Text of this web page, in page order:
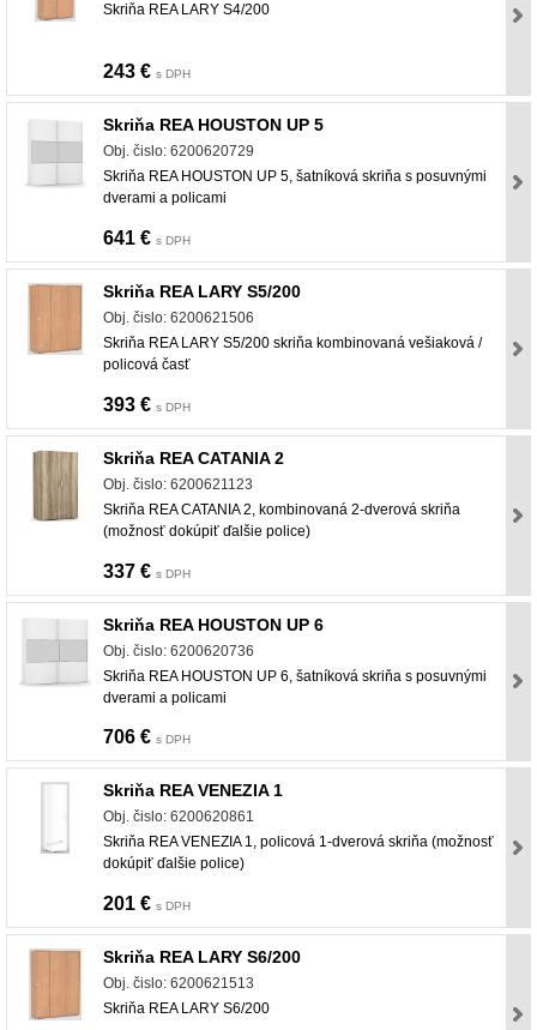
Skriňa REA LARY S4/200
243 € s DPH
Skriňa REA HOUSTON UP 5
Obj. čislo: 6200620729
Skriňa REA HOUSTON UP 5, šatníková skriňa s posuvnými
dverami a policami
641 € s DPH
Skriňa REA LARY S5/200
Obj. čislo: 6200621506
Skriňa REA LARY S5/200 skriňa kombinovaná vešiaková /
policová časť
393 € s DPH
Skriňa REA CATANIA 2
Obj. čislo: 6200621123
Skriňa REA CATANIA 2, kombinovaná 2-dverová skriňa
(možnosť dokúpiť ďalšie police)
337 € s DPH
Skriňa REA HOUSTON UP 6
Obj. čislo: 6200620736
Skriňa REA HOUSTON UP 6, šatníková skriňa s posuvnými
dverami a policami
706 € s DPH
Skriňa REA VENEZIA 1
Obj. čislo: 6200620861
Skriňa REA VENEZIA 1, policová 1-dverová skriňa (možnosť
dokúpiť ďalšie police)
201 € s DPH
Skriňa REA LARY S6/200
Obj. čislo: 6200621513
Skriňa REA LARY S6/200